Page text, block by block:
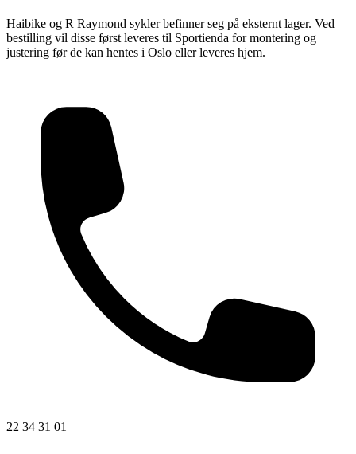
Haibike og R Raymond sykler befinner seg på eksternt lager. Ved
bestilling vil disse først leveres til Sportienda for montering og
justering før de kan hentes i Oslo eller leveres hjem.
22 34 31 01